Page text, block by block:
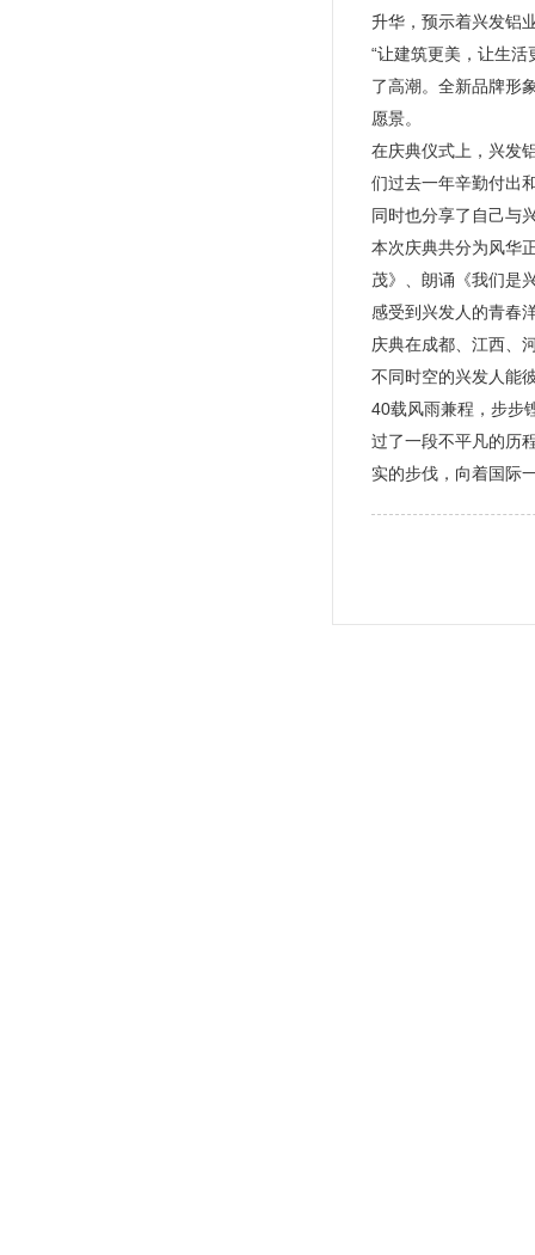
升华，预示着兴发铝
“让建筑更美，让生
了高潮。全新品牌形
愿景。
在庆典仪式上，兴发
们过去一年辛勤付出
同时也分享了自己与
本次庆典共分为风华
茂》、朗诵《我们是
感受到兴发人的青春
庆典在成都、江西、
不同时空的兴发人能
40载风雨兼程，步步
过了一段不平凡的历
实的步伐，向着国际